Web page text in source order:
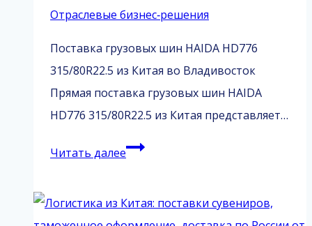
Отраслевые бизнес‑решения
Поставка грузовых шин HAIDA HD776
315/80R22.5 из Китая во Владивосток
Прямая поставка грузовых шин HAIDA
HD776 315/80R22.5 из Китая представляет…
Читать далееПоставка